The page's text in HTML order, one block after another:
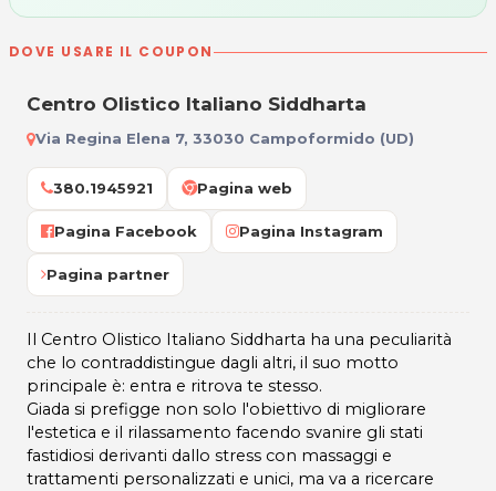
DOVE USARE IL COUPON
Centro Olistico Italiano Siddharta
Via Regina Elena 7, 33030 Campoformido (UD)
380.1945921 Pagina web
Pagina Facebook Pagina Instagram
Pagina partner
Il Centro Olistico Italiano Siddharta ha una peculiarità
che lo contraddistingue dagli altri, il suo motto
principale è: entra e ritrova te stesso.
Giada si prefigge non solo l'obiettivo di migliorare
l'estetica e il rilassamento facendo svanire gli stati
fastidiosi derivanti dallo stress con massaggi e
trattamenti personalizzati e unici, ma va a ricercare